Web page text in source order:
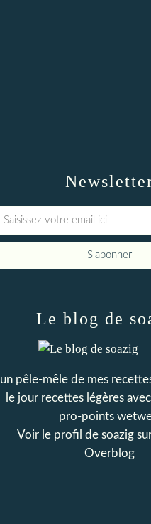
Le blog de
un pêle-mêle de mes
le jour recettes légères
pro-points
Voir le profil de soazig
Overblog